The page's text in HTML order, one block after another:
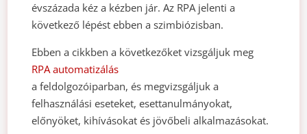
évszázada kéz a kézben jár. Az RPA jelenti a
következő lépést ebben a szimbiózisban.
Ebben a cikkben a következőket vizsgáljuk meg
RPA automatizálás
a feldolgozóiparban, és megvizsgáljuk a
felhasználási eseteket, esettanulmányokat,
előnyöket, kihívásokat és jövőbeli alkalmazásokat.